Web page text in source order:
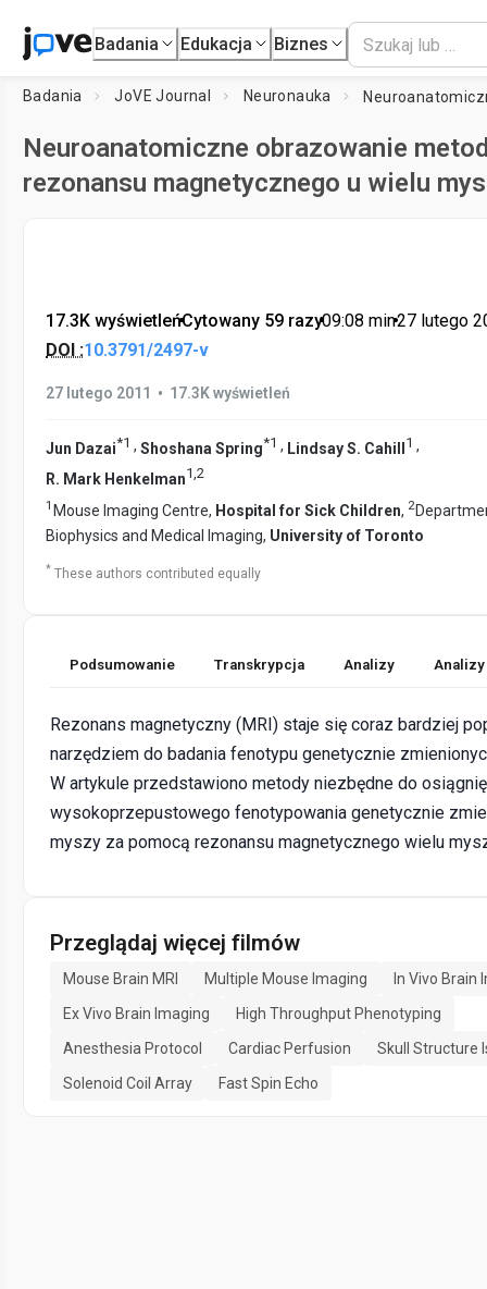
Badania Edukacja Biznes
Badania JoVE Journal Neuronauka
Neuroanatomiczne obrazowanie
rezonansu magnetycznego u wielu
17.3K wyświetleń•Cytowany 59 razy•09:08 min•27 lutego
DOI :10.3791/2497-v
27 lutego 2011 • 17.3K wyświetleń
Jun Dazai*1 , Shoshana Spring*1 , Lindsay S. Cahill 1 ,
R. Mark Henkelman1 2
1 Mouse Imaging Centre, Hospital for Sick Children, 2
Biophysics and Medical Imaging, University of Toronto
* These authors contributed equally
Podsumowanie Transkrypcja Analizy
Rezonans magnetyczny (MRI) staje się coraz bardziej
narzędziem do badania fenotypu genetycznie
W artykule przedstawiono metody niezbędne do
wysokoprzepustowego fenotypowania genetycznie
myszy za pomocą rezonansu magnetycznego wielu
Przeglądaj więcej filmów
Mouse Brain MRI Multiple Mouse Imaging
In Vivo Brain
Ex Vivo Brain Imaging
High Throughput Phenotyping
Anesthesia Protocol
Cardiac Perfusion
Skull Structure
Solenoid Coil Array
Fast Spin Echo